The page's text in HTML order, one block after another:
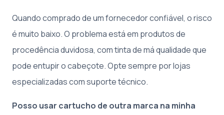
Quando comprado de um fornecedor confiável, o risco
é muito baixo. O problema está em produtos de
procedência duvidosa, com tinta de má qualidade que
pode entupir o cabeçote. Opte sempre por lojas
especializadas com suporte técnico.
Posso usar cartucho de outra marca na minha